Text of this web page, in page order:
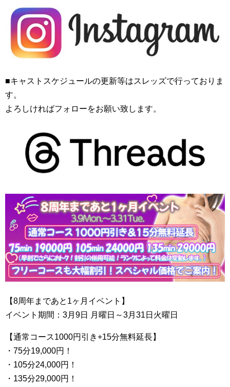
■キャストスケジュールの更新等はスレッズで行っておりま
す。
よろしければフォローをお願い致します。
【8周年まであと1ヶ月イベント】
イベント期間：3月9日 月曜日～3月31日火曜日
【通常コース1000円引き+15分無料延長】
・75分19,000円！
・105分24,000円！
・135分29,000円！